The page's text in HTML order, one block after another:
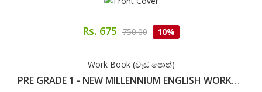
Rs. 675 750.00 10%
Work Book (වැඩ පොත්)
PRE GRADE 1 - NEW MILLENNIUM ENGLISH WORKBOOK